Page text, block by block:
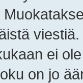
ei
on jo